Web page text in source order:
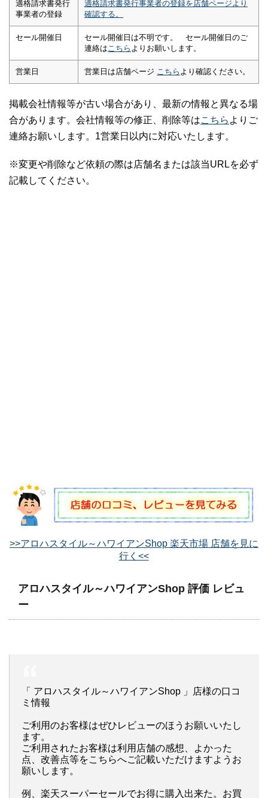
適格請求書発行
事業者の登録
適格請求書発行事業者の登録を店舗ページより
確認する。
セール開催日
セール開催日は不明です。 セール開催日のご
連絡は こちら よりお願いします。
営業日 営業日は店舗ページ こちら より確認ください。
掲載会社情報等が古い場合があり、最新の情報と異なる場
合があります。会社情報等の修正、削除等はこちら よりご
連絡お願いします。1営業日以内に対応いたします。
※変更や削除など依頼の際は店舗名または該当URLを必ず
記載してください。
>>アロハスタイル～ハワイアンShop 楽天市場 店舗を見に
行く<<
アロハスタイル～ハワイアンShop 評価 レビュ
ー
「 アロハスタイル～ハワイアンShop 」店様の口コ
ミ情報
ご利用のお客様はぜひレビューのほうお願いいたし
ます。
ご利用されたお客様は利用店舗の感想、よかった
点、改善点等をこちらへご記載いただけますようお
願いします。
例、楽天スーパーセールでお得に購入出来た。お買